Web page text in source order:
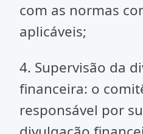
com as normas
aplicáveis;
4. Supervisão da
financeira: o
responsável por